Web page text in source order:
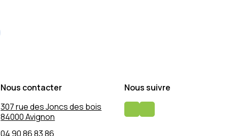
Nous contacter
307 rue des Joncs des bois
84000 Avignon
04 90 86 83 86
Nous suivre